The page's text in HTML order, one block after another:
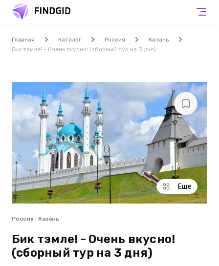
Главная Каталог Россия
Казань
Бик тэмле! - Очень вкусно! (сборный тур на 3 дня)
Еще
Россия , Казань
Бик тэмле! - Очень вкусно!
(сборный тур на 3 дня)